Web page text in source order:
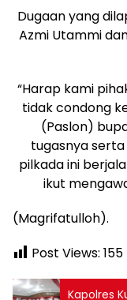
Dugaan yang
Azmi Utammi
“Harap kami
tidak condong
(Paslon)
tugasnya
pilkada ini
ikut
(Magrifatulloh).
Post Views: 155
Kapolres